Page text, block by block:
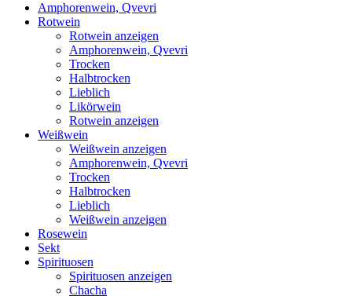
Amphorenwein, Qvevri
Rotwein
Rotwein anzeigen
Amphorenwein, Qvevri
Trocken
Halbtrocken
Lieblich
Likörwein
Rotwein anzeigen
Weißwein
Weißwein anzeigen
Amphorenwein, Qvevri
Trocken
Halbtrocken
Lieblich
Weißwein anzeigen
Rosewein
Sekt
Spirituosen
Spirituosen anzeigen
Chacha